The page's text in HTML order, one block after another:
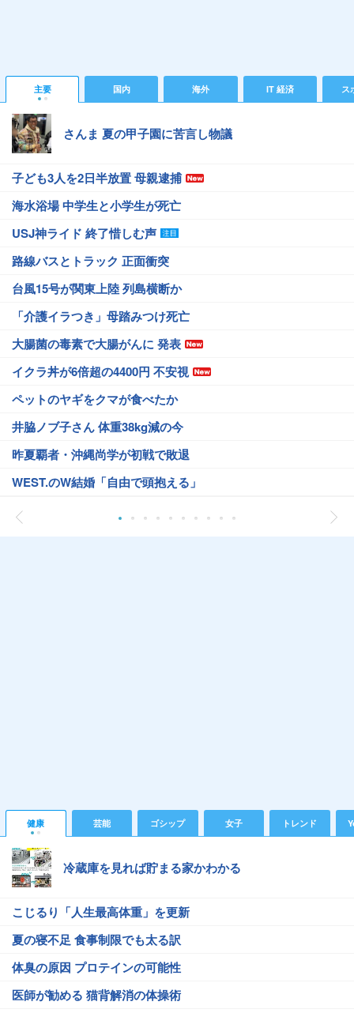
主要 国内 海外 IT 経済 ス
さんま 夏の甲子園に苦言し物議
子ども3人を2日半放置 母親逮捕
海水浴場 中学生と小学生が死亡
USJ神ライド 終了惜しむ声
路線バスとトラック 正面衝突
台風15号が関東上陸 列島横断か
「介護イラつき」母踏みつけ死亡
大腸菌の毒素で大腸がんに 発表
イクラ丼が6倍超の4400円 不安視
ペットのヤギをクマが食べたか
井脇ノブ子さん 体重38kg減の今
昨夏覇者・沖縄尚学が初戦で敗退
WEST.のW結婚「自由で頭抱える」
健康 芸能 ゴシップ 女子 トレンド
冷蔵庫を見れば貯まる家かわかる
こじるり「人生最高体重」を更新
夏の寝不足 食事制限でも太る訳
体臭の原因 プロテインの可能性
医師が勧める 猫背解消の体操術